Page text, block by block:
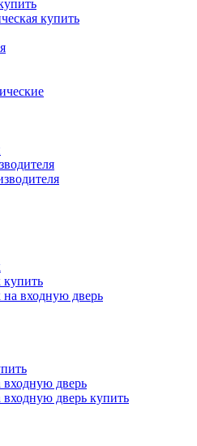
купить
купить
входную дверь
дверь
дверь купить